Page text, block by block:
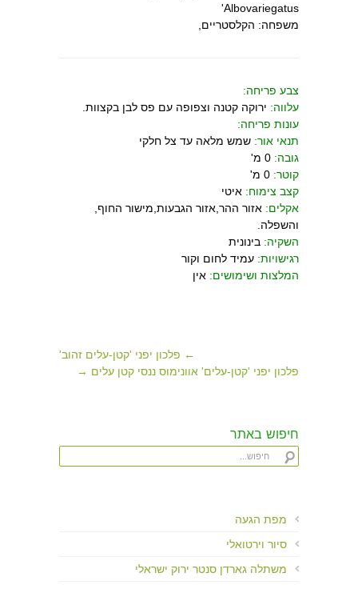
Albovariegatus'
משפחה: הקלסטריים,
צבע פריחה:
עלווה: ירוקה קטנה וצפופה עם פס לבן בקצוות.
עונות פריחה:
תנאי אור: שמש מלאה עד צל חלקי
גובה:
קוטר:
קצב צימוח: איטי
אקלים: אזור ההר,אזור הגבעות,מישור החוף,
והשפלה.
השקיה: בינונית
רגישויות: עמיד לחום וקור
המלצות ושימושים: אין
← פלכון יפני 'קטן-עלים זהוב'
פלכון יפני 'קטן-עלים' אוונימוס ננסי קטן עלים →
חיפוש באתר
מפת הגעה
סיור וירטואלי
משתלה גארדן סנטר ירוק ישראלי